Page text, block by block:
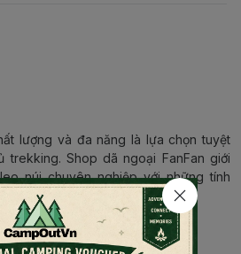
lượng và đa năng là lựa chọn tuyệt
trekking. Shop dã ngoại FanFan giới
núi chuyên nghiệp với những tính
ngắn tuỳ ý
- Nối dài: 135 cm